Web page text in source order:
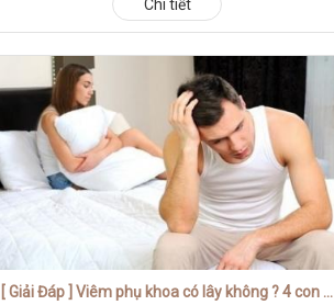
Chi tiết
[ Giải Đáp ] Viêm phụ khoa có lây không ? 4 con đường chủ yếu mà ít người biết